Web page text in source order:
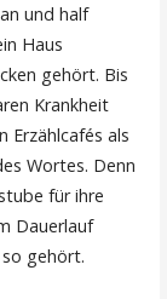
und half
Haus
gehört. Bis
Krankheit
Erzählcafés als
Wortes. Denn
für ihre
Dauerlauf
gehört.